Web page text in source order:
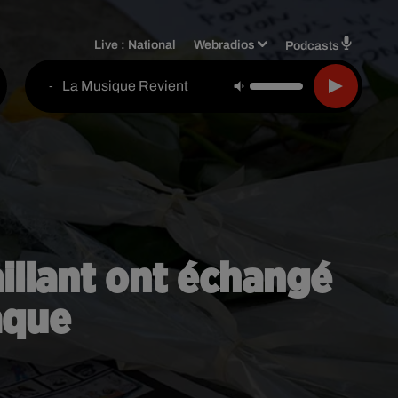
Live : National Webradios Podcasts
- La Musique Revient
ont échangé